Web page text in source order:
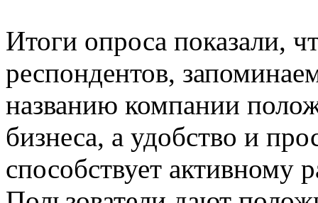
Итоги опроса показали,
респондентов,
названию компании
бизнеса, а удобство и
способствует